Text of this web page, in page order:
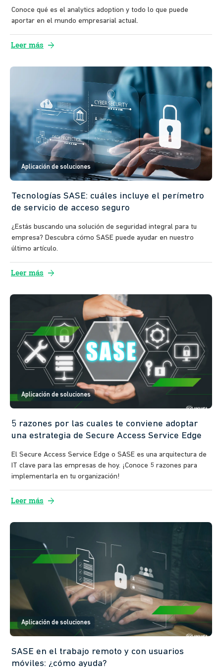
Conoce qué es el analytics adoption y todo lo que puede
aportar en el mundo empresarial actual.
Leer más arrow_forward
Aplicación de soluciones
Tecnologías SASE: cuáles incluye el perímetro
de servicio de acceso seguro
¿Estás buscando una solución de seguridad integral para tu
empresa? Descubra cómo SASE puede ayudar en nuestro
último artículo.
Leer más arrow_forward
Aplicación de soluciones
5 razones por las cuales te conviene adoptar
una estrategia de Secure Access Service Edge
El Secure Access Service Edge o SASE es una arquitectura de
IT clave para las empresas de hoy. ¡Conoce 5 razones para
implementarla en tu organización!
Leer más arrow_forward
Aplicación de soluciones
SASE en el trabajo remoto y con usuarios
móviles: ¿cómo ayuda?